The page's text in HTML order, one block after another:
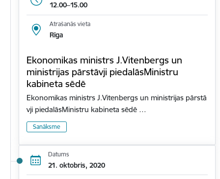
12.00–15.00
Atrašanās vieta
Rīga
Ekonomikas ministrs J.Vitenbergs un
ministrijas pārstāvji piedalāsMinistru
kabineta sēdē
Ekonomikas ministrs J.Vitenbergs un ministrijas pārstā
vji piedalāsMinistru kabineta sēdē …
Sanāksme
Datums
21. oktobris, 2020